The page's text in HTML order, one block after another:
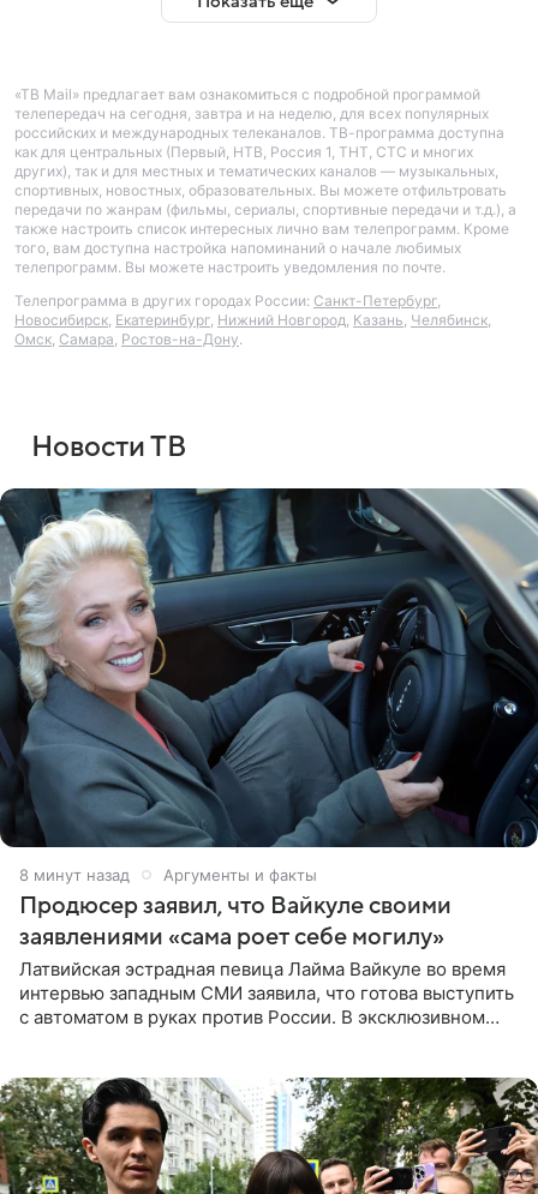
«ТВ Mail» предлагает вам ознакомиться с подробной программой
телепередач на сегодня, завтра и на неделю, для всех популярных
российских и международных телеканалов. ТВ-программа доступна
как для центральных (Первый, НТВ, Россия 1, ТНТ, СТС и многих
других), так и для местных и тематических каналов — музыкальных,
спортивных, новостных, образовательных. Вы можете отфильтровать
передачи по жанрам (фильмы, сериалы, спортивные передачи и т.д.), а
также настроить список интересных лично вам телепрограмм. Кроме
того, вам доступна настройка напоминаний о начале любимых
телепрограмм. Вы можете настроить уведомления по почте.
Телепрограмма в других городах России: Санкт-Петербург,
Новосибирск, Екатеринбург, Нижний Новгород, Казань, Челябинск,
Омск, Самара, Ростов-на-Дону.
Новости ТВ
8 минут назад Аргументы и факты
Продюсер заявил, что Вайкуле своими
заявлениями «сама роет себе могилу»
Латвийская эстрадная певица Лайма Вайкуле во время
интервью западным СМИ заявила, что готова выступить
с автоматом в руках против России. В эксклюзивном